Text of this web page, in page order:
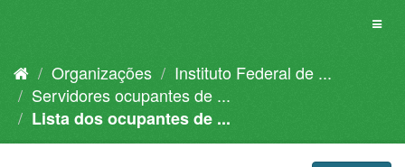
Organizações
Instituto Federal de ...
Servidores ocupantes de ...
Lista dos ocupantes de ...